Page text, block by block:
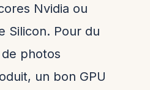
Nvidia ou
Silicon. Pour du
photos
un bon GPU